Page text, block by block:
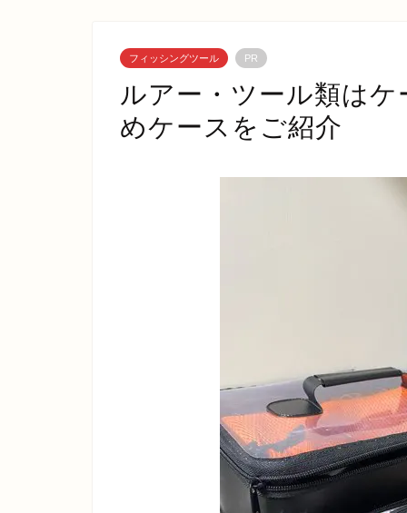
フィッシングツール PR
ルアー・ツール類は
めケースをご紹介